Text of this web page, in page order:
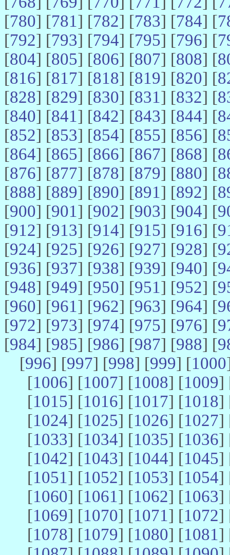
[780] [781] [782] [783] [784] [
[792] [793] [794] [795] [796] [
[804] [805] [806] [807] [808] [
[816] [817] [818] [819] [820] [
[828] [829] [830] [831] [832] [
[840] [841] [842] [843] [844] [
[852] [853] [854] [855] [856] [
[864] [865] [866] [867] [868] [
[876] [877] [878] [879] [880] [
[888] [889] [890] [891] [892] [
[900] [901] [902] [903] [904] [
[912] [913] [914] [915] [916] [
[924] [925] [926] [927] [928] [
[936] [937] [938] [939] [940] [
[948] [949] [950] [951] [952] [
[960] [961] [962] [963] [964] [
[972] [973] [974] [975] [976] [
[984] [985] [986] [987] [988] [
[996] [997] [998] [999] [1000
[1006] [1007] [1008] [1009]
[1015] [1016] [1017] [1018]
[1024] [1025] [1026] [1027]
[1033] [1034] [1035] [1036]
[1042] [1043] [1044] [1045]
[1051] [1052] [1053] [1054]
[1060] [1061] [1062] [1063]
[1069] [1070] [1071] [1072]
[1078] [1079] [1080] [1081]